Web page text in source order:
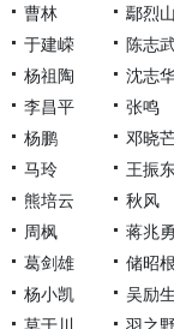
曹林
鄢烈山
于建嵘
陈志
杨祖陶
沈志
李昌平
张鸣
杨鹏
邓晓
马玲
王振
熊培云
秋风
周枫
蒋兆勇
葛剑雄
储昭根
杨小凯
吴励生